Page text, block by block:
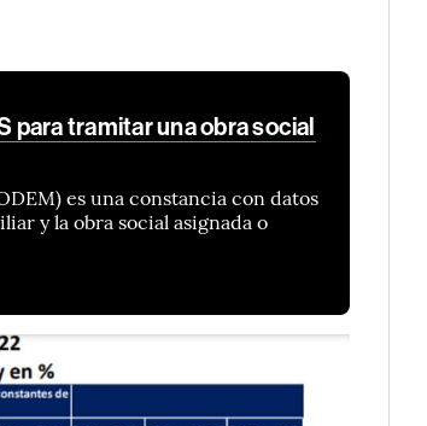
para tramitar una obra social
es una constancia con datos
y la obra social asignada o